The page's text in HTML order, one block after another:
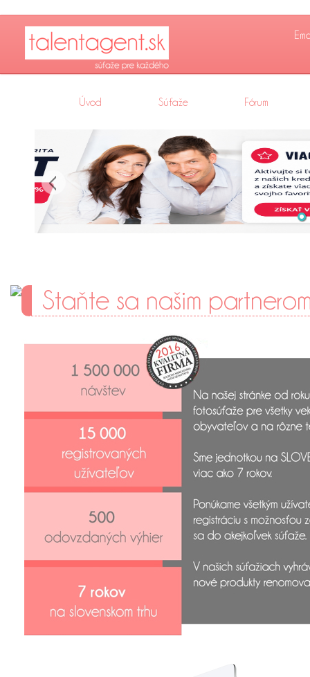
Úvod Súťaže Fórum
Staňte sa našim